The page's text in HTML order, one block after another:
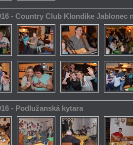
- Country Club Klondike Jablonec
- Podlužanská kytara